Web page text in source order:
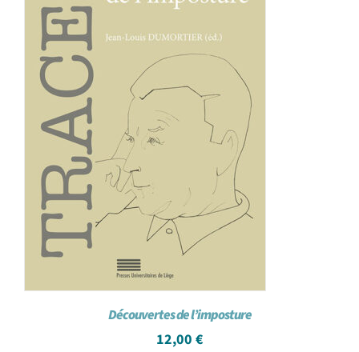
Découvertes de l’imposture
12,00 €